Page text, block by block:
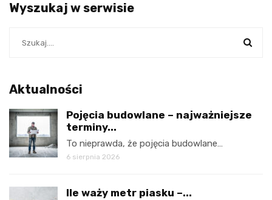
Wyszukaj w serwisie
Aktualności
Pojęcia budowlane – najważniejsze
terminy...
To nieprawda, że pojęcia budowlane…
6 sierpnia 2026
Ile waży metr piasku –...